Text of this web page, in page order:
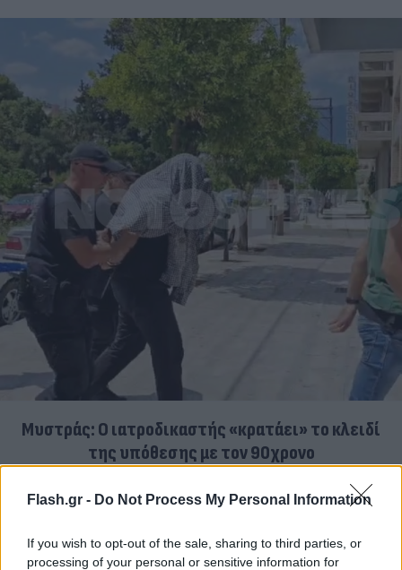
Flash.gr - Do Not Process My Personal Information
If you wish to opt-out of the sale, sharing to third parties, or
processing of your personal or sensitive information for
Μυστράς: Ο ιατροδικαστής «κρατάει» το κλειδί
της υπόθεσης με τον 90χρονο